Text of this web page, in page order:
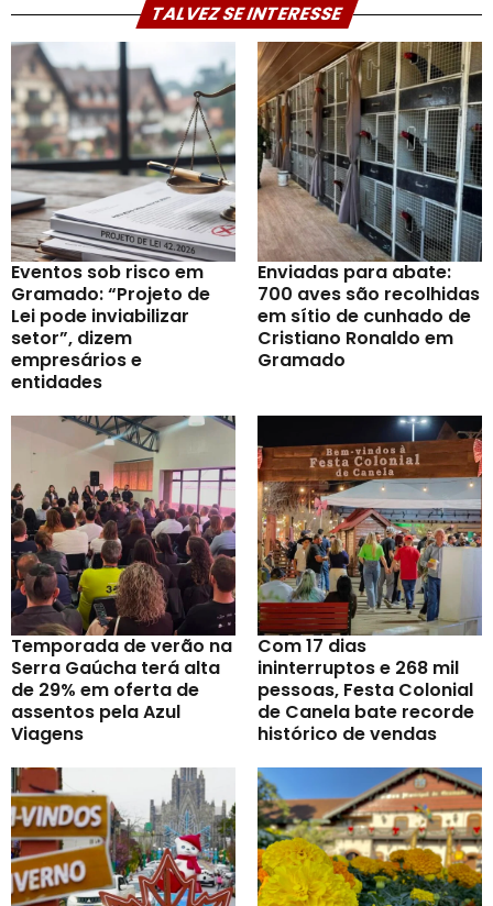
TALVEZ SE INTERESSE
Eventos sob risco em
Gramado: “Projeto de
Lei pode inviabilizar
setor”, dizem
empresários e
entidades
Enviadas para abate:
700 aves são recolhidas
em sítio de cunhado de
Cristiano Ronaldo em
Gramado
Temporada de verão na
Serra Gaúcha terá alta
de 29% em oferta de
assentos pela Azul
Viagens
Com 17 dias
ininterruptos e 268 mil
pessoas, Festa Colonial
de Canela bate recorde
histórico de vendas